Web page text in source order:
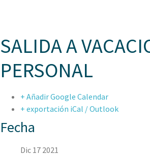
SALIDA A
PERSONAL
+ Añadir Google Calendar
+ exportación iCal / Outlook
Fecha
Dic 17 2021